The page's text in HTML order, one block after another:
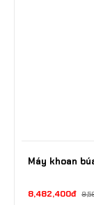
Máy khoan
8,482,400đ